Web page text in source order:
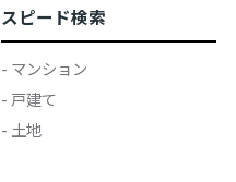
スピード検索
- マンション
- 戸建て
- 土地